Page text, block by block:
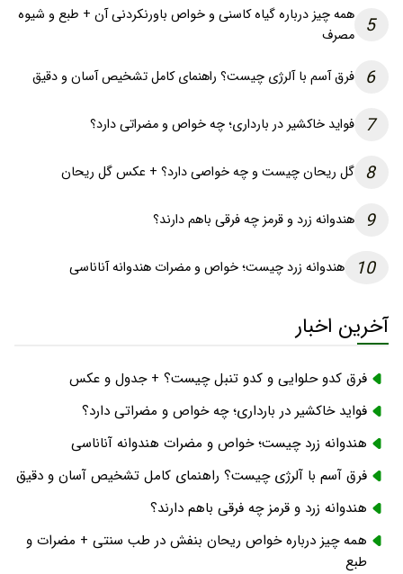
5
همه چیز درباره گیاه کاسنی و خواص باورنکردنی آن + طبع و شیوه
مصرف
6 فرق آسم با آلرژی چیست؟ راهنمای کامل تشخیص آسان و دقیق
7 فواید خاکشیر در بارداری؛ چه خواص و مضراتی دارد؟
8 گل ریحان چیست و چه خواصی دارد؟ + عکس گل ریحان
9 هندوانه زرد و قرمز چه فرقی باهم دارند؟
10 هندوانه زرد چیست؛ خواص و مضرات هندوانه آناناسی
آخرین اخبار
فرق کدو حلوایی و کدو تنبل چیست؟ + جدول و عکس
فواید خاکشیر در بارداری؛ چه خواص و مضراتی دارد؟
هندوانه زرد چیست؛ خواص و مضرات هندوانه آناناسی
فرق آسم با آلرژی چیست؟ راهنمای کامل تشخیص آسان و دقیق
هندوانه زرد و قرمز چه فرقی باهم دارند؟
همه چیز درباره خواص ریحان بنفش در طب سنتی + مضرات و
طبع